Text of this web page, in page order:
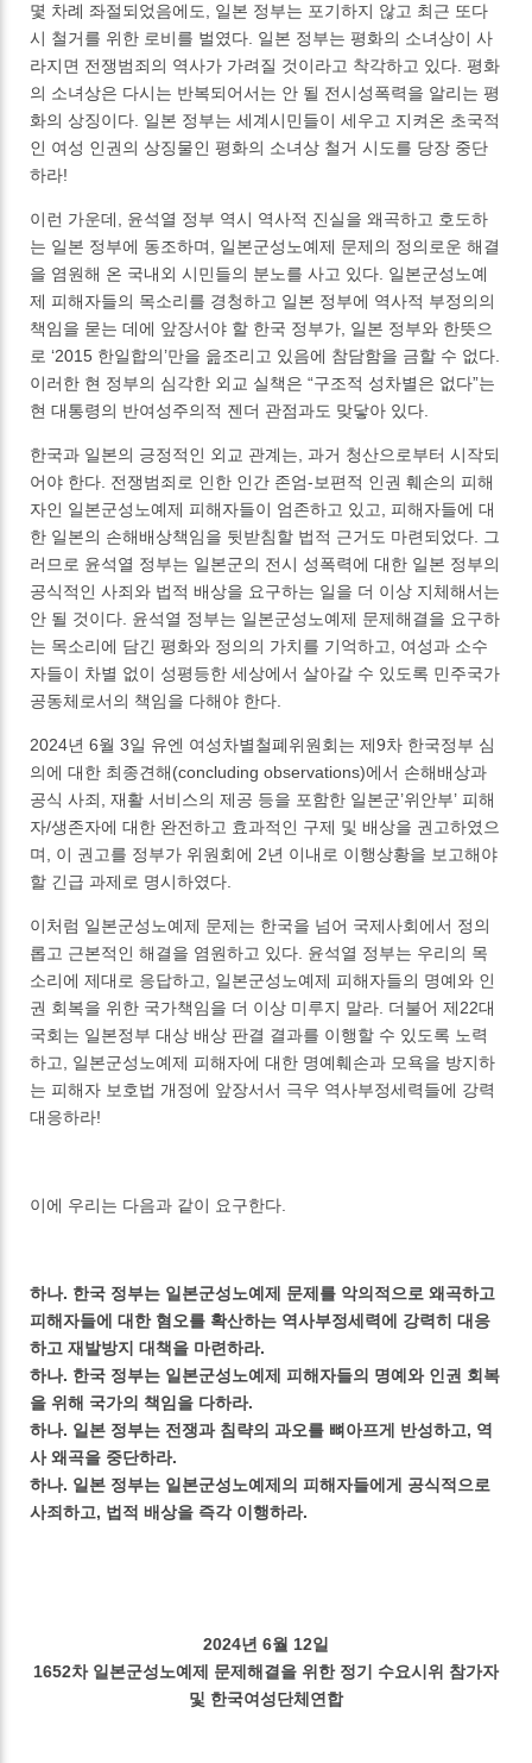
몇 차례 좌절되었음에도, 일본 정부는 포기하지 않고 최근 또다
시 철거를 위한 로비를 벌였다. 일본 정부는 평화의 소녀상이 사
라지면 전쟁범죄의 역사가 가려질 것이라고 착각하고 있다. 평화
의 소녀상은 다시는 반복되어서는 안 될 전시성폭력을 알리는 평
화의 상징이다. 일본 정부는 세계시민들이 세우고 지켜온 초국적
인 여성 인권의 상징물인 평화의 소녀상 철거 시도를 당장 중단
하라!
이런 가운데, 윤석열 정부 역시 역사적 진실을 왜곡하고 호도하
는 일본 정부에 동조하며, 일본군성노예제 문제의 정의로운 해결
을 염원해 온 국내외 시민들의 분노를 사고 있다. 일본군성노예
제 피해자들의 목소리를 경청하고 일본 정부에 역사적 부정의의
책임을 묻는 데에 앞장서야 할 한국 정부가, 일본 정부와 한뜻으
로 ‘2015 한일합의’만을 읊조리고 있음에 참담함을 금할 수 없다.
이러한 현 정부의 심각한 외교 실책은 “구조적 성차별은 없다”는
현 대통령의 반여성주의적 젠더 관점과도 맞닿아 있다.
한국과 일본의 긍정적인 외교 관계는, 과거 청산으로부터 시작되
어야 한다. 전쟁범죄로 인한 인간 존엄-보편적 인권 훼손의 피해
자인 일본군성노예제 피해자들이 엄존하고 있고, 피해자들에 대
한 일본의 손해배상책임을 뒷받침할 법적 근거도 마련되었다. 그
러므로 윤석열 정부는 일본군의 전시 성폭력에 대한 일본 정부의
공식적인 사죄와 법적 배상을 요구하는 일을 더 이상 지체해서는
안 될 것이다. 윤석열 정부는 일본군성노예제 문제해결을 요구하
는 목소리에 담긴 평화와 정의의 가치를 기억하고, 여성과 소수
자들이 차별 없이 성평등한 세상에서 살아갈 수 있도록 민주국가
공동체로서의 책임을 다해야 한다.
2024년 6월 3일 유엔 여성차별철폐위원회는 제9차 한국정부 심
의에 대한 최종견해(concluding observations)에서 손해배상과
공식 사죄, 재활 서비스의 제공 등을 포함한 일본군’위안부’ 피해
자/생존자에 대한 완전하고 효과적인 구제 및 배상을 권고하였으
며, 이 권고를 정부가 위원회에 2년 이내로 이행상황을 보고해야
할 긴급 과제로 명시하였다.
이처럼 일본군성노예제 문제는 한국을 넘어 국제사회에서 정의
롭고 근본적인 해결을 염원하고 있다. 윤석열 정부는 우리의 목
소리에 제대로 응답하고, 일본군성노예제 피해자들의 명예와 인
권 회복을 위한 국가책임을 더 이상 미루지 말라. 더불어 제22대
국회는 일본정부 대상 배상 판결 결과를 이행할 수 있도록 노력
하고, 일본군성노예제 피해자에 대한 명예훼손과 모욕을 방지하
는 피해자 보호법 개정에 앞장서서 극우 역사부정세력들에 강력
대응하라!
이에 우리는 다음과 같이 요구한다.
하나. 한국 정부는 일본군성노예제 문제를 악의적으로 왜곡하고
피해자들에 대한 혐오를 확산하는 역사부정세력에 강력히 대응
하고 재발방지 대책을 마련하라.
하나. 한국 정부는 일본군성노예제 피해자들의 명예와 인권 회복
을 위해 국가의 책임을 다하라.
하나. 일본 정부는 전쟁과 침략의 과오를 뼈아프게 반성하고, 역
사 왜곡을 중단하라.
하나. 일본 정부는 일본군성노예제의 피해자들에게 공식적으로
사죄하고, 법적 배상을 즉각 이행하라.
2024년 6월 12일
1652차 일본군성노예제 문제해결을 위한 정기 수요시위 참가자
및 한국여성단체연합